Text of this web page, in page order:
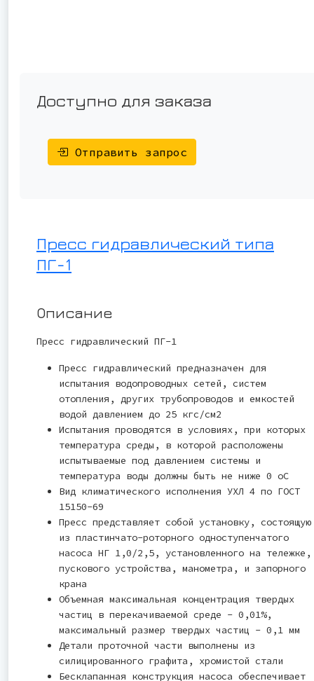
Доступно для заказа
Отправить запрос
Пресс гидравлический типа
ПГ-1
Описание
Пресс гидравлический ПГ-1
Пресс гидравлический предназначен для
испытания водопроводных сетей, систем
отопления, других трубопроводов и емкостей
водой давлением до 25 кгс/см2
Испытания проводятся в условиях, при которых
температура среды, в которой расположены
испытываемые под давлением системы и
температура воды должны быть не ниже 0 оС
Вид климатического исполнения УХЛ 4 по ГОСТ
15150-69
Пресс представляет собой установку, состоящую
из пластинчато-роторного одноступенчатого
насоса НГ 1,0/2,5, установленного на тележке,
пускового устройства, манометра, и запорного
крана
Объемная максимальная концентрация твердых
частиц в перекачиваемой среде - 0,01%,
максимальный размер твердых частиц - 0,1 мм
Детали проточной части выполнены из
силицированного графита, хромистой стали
Бесклапанная конструкция насоса обеспечивает